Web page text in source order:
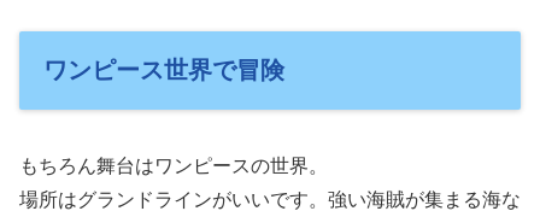
ワンピース世界で冒険
もちろん舞台はワンピースの世界。
場所はグランドラインがいいです。強い海賊が集まる海な